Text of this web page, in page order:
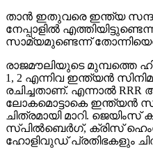
താന്‍ ഇതുവരെ ഇന്ത്യ
നേപ്പാളില്‍
സാമ്യമുണ്ടെന്ന്
രാജമൗലിയുടെ മുമ്പത്തെ
1, 2 എന്നിവ ഇന്ത്യന്‍
രചിച്ചതാണ്. എന്നാല്‍ RRR
ലോകമൊട്ടാകെ ഇന്ത്യന്‍
ചിത്രമായി മാറി.
സ്പില്‍ബെര്‍ഗ്, ക്രിസ്
ഹോളിവുഡ് പ്രതിഭകളും